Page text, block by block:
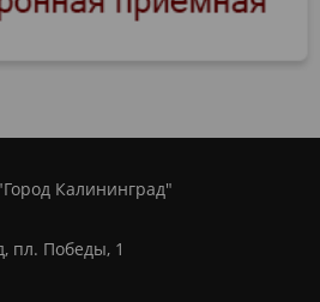
Калининград"
пл. Победы, 1